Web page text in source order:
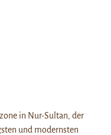
in Nur-Sultan, der
und modernsten